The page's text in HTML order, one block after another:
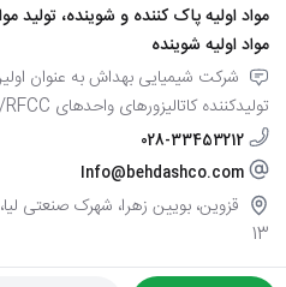
مواد اولیه پاک کننده و شوینده، تولید
مواد اولیه شوینده
شرکت شیمیایی بهداش به ‌عنوان
تولیدکننده کاتالیزورهای واحدهای FCC/RFCC در ایران می باشد
028-33453212
Info@behdashco.com
قزوین، بویین زهرا، شهرک صنعتی
13